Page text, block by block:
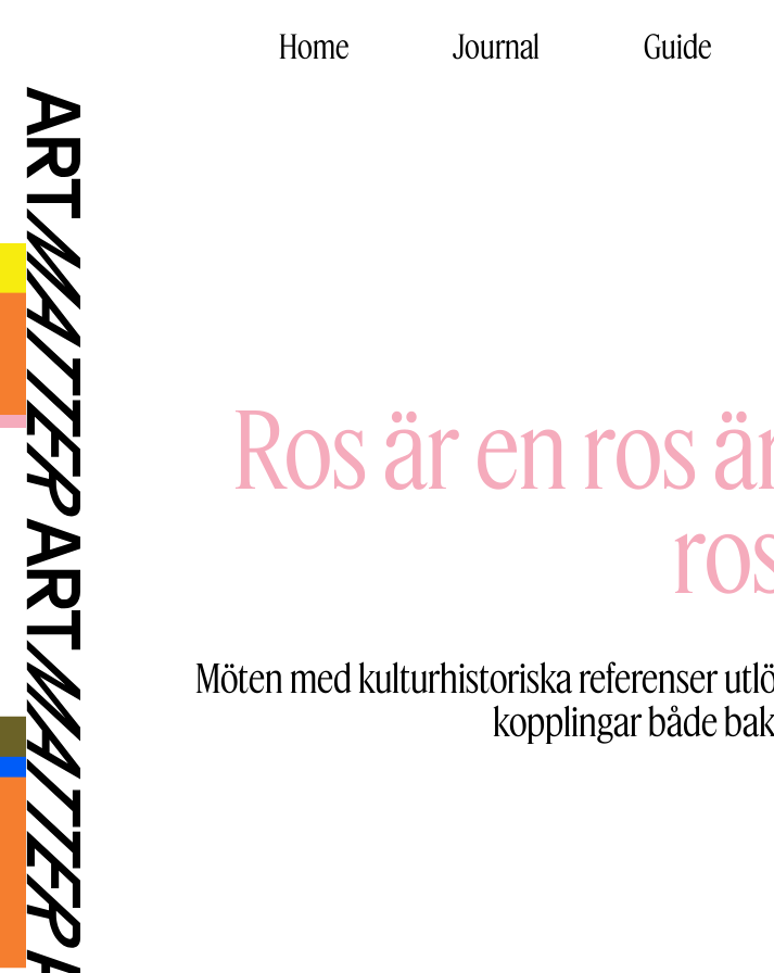
Home Journal Guide
Ros är en ros
Möten med kulturhistoriska referenser
kopplingar både